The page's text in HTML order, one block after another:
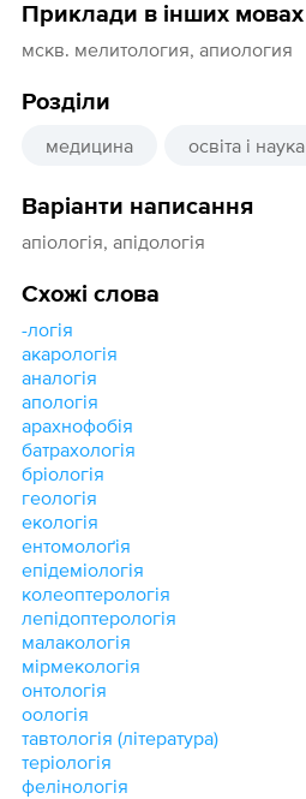
Приклади в інших мовах
мскв. мелитология, апиология
Розділи
медицина освіта і наука
Варіанти написання
апіологія, апідологія
Схожі слова
-логія
акарологія
аналогія
апологія
арахнофобія
батрахологія
бріологія
геологія
екологія
ентомолоґія
епідеміологія
колеоптерологія
лепідоптерологія
малакологія
мірмекологія
онтологія
оологія
тавтологія (література)
теріологія
фелінологія